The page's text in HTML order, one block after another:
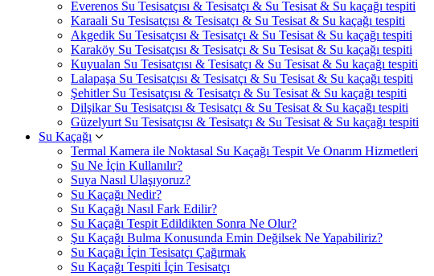
Everenos Su Tesisatçısı & Tesisatçı & Su Tesisat & Su kaçağı tespiti
Karaali Su Tesisatçısı & Tesisatçı & Su Tesisat & Su kaçağı tespiti
Akgedik Su Tesisatçısı & Tesisatçı & Su Tesisat & Su kaçağı tespiti
Karaköy Su Tesisatçısı & Tesisatçı & Su Tesisat & Su kaçağı tespiti
Kuyualan Su Tesisatçısı & Tesisatçı & Su Tesisat & Su kaçağı tespiti
Lalapaşa Su Tesisatçısı & Tesisatçı & Su Tesisat & Su kaçağı tespiti
Şehitler Su Tesisatçısı & Tesisatçı & Su Tesisat & Su kaçağı tespiti
Dilşikar Su Tesisatçısı & Tesisatçı & Su Tesisat & Su kaçağı tespiti
Güzelyurt Su Tesisatçısı & Tesisatçı & Su Tesisat & Su kaçağı tespiti
Su Kaçağı
Termal Kamera ile Noktasal Su Kaçağı Tespit Ve Onarım Hizmetleri
Su Ne İçin Kullanılır?
Suya Nasıl Ulaşıyoruz?
Su Kaçağı Nedir?
Su Kaçağı Nasıl Fark Edilir?
Su Kaçağı Tespit Edildikten Sonra Ne Olur?
Şu Kaçağı Bulma Konusunda Emin Değilsek Ne Yapabiliriz?
Su Kaçağı İçin Tesisatçı Çağırmak
Su Kaçağı Tespiti İçin Tesisatçı